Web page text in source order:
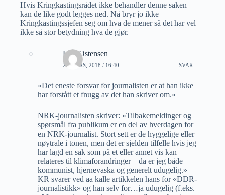
Hvis Kringkastingsrådet ikke behandler denne saken
kan de like godt legges ned. Nå bryr jo ikke
Kringkastingssjefen seg om hva de mener så det har vel
ikke så stor betydning hva de gjør.
Lars Ostensen
20 MARS, 2018 / 16:40 SVAR
«Det eneste forsvar for journalisten er at han ikke
har forstått et fnugg av det han skriver om.»
NRK-journalisten skriver: «Tilbakemeldinger og
spørsmål fra publikum er en del av hverdagen for
en NRK-journalist. Stort sett er de hyggelige eller
nøytrale i tonen, men det er sjelden tilfelle hvis jeg
har lagd en sak som på et eller annet vis kan
relateres til klimaforandringer – da er jeg både
kommunist, hjernevaska og generelt udugelig.»
KR svarer ved aa kalle artikkelen hans for «DDR-
journalistikk» og han selv for…ja udugelig (f.eks.